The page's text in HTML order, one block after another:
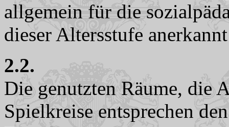
allgemein für die
dieser Altersstufe
2.2.
Die genutzten Räume, die
Spielkreise entsprechen